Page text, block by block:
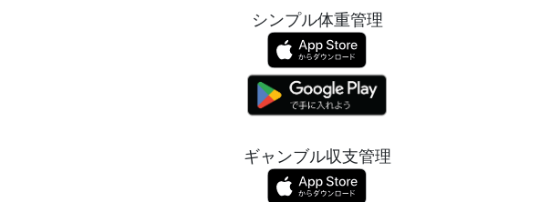
シンプル体重管理
ギャンブル収支管理